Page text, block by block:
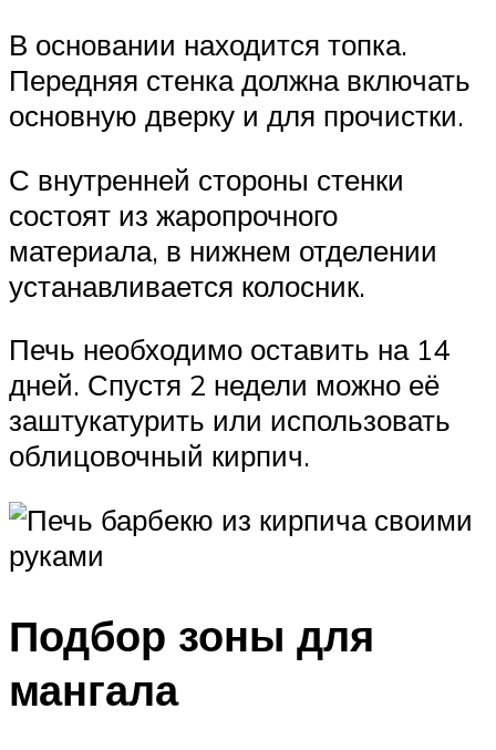
В основании находится топка.
Передняя стенка должна включать
основную дверку и для прочистки.
С внутренней стороны стенки
состоят из жаропрочного
материала, в нижнем отделении
устанавливается колосник.
Печь необходимо оставить на 14
дней. Спустя 2 недели можно её
заштукатурить или использовать
облицовочный кирпич.
Подбор зоны для
мангала